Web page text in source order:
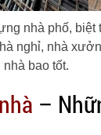
nhà phố, biệt
nghỉ, nhà
nhà bao tốt.
–